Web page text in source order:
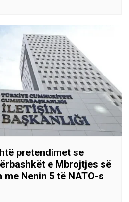
pretendimet se
e Mbrojtjes së
me Nenin 5 të NATO-s